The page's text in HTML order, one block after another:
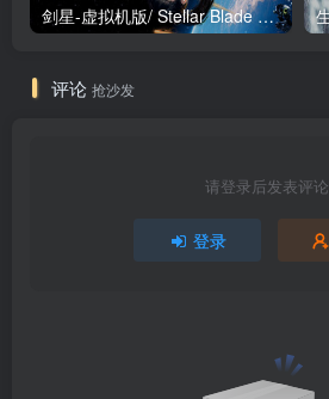
剑星-虚拟机版/ Stellar Blade v1.4.1|Build.19963153 终极版新补丁 送修改器 免安装中文版
评论 抢沙发
请登录后发表评论
登录